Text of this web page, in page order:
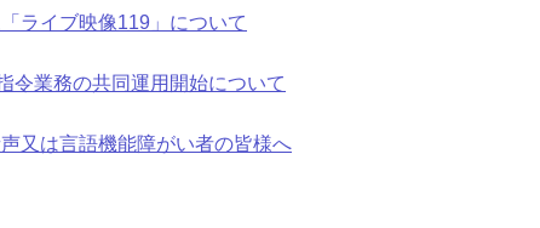
ライブ映像119」について
令業務の共同運用開始について
又は言語機能障がい者の皆様へ